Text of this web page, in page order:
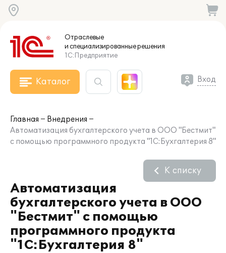
Отраслевые
и специализированныерешения
1С:Предприятие
Каталог Вход
Главная
Внедрения
Автоматизация бухгалтерского учета в ООО "Бестмит"
с помощью программного продукта "1С:Бухгалтерия 8"
Автоматизация
бухгалтерского учета в ООО
"Бестмит" с помощью
программного продукта
"1С:Бухгалтерия 8"
К списку